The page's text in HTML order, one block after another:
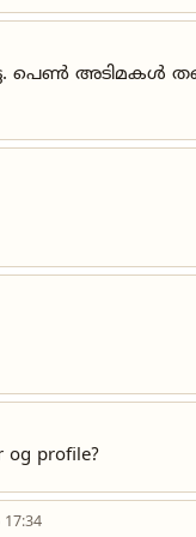
പെൺ അടിമകൾ
og profile?
17:34